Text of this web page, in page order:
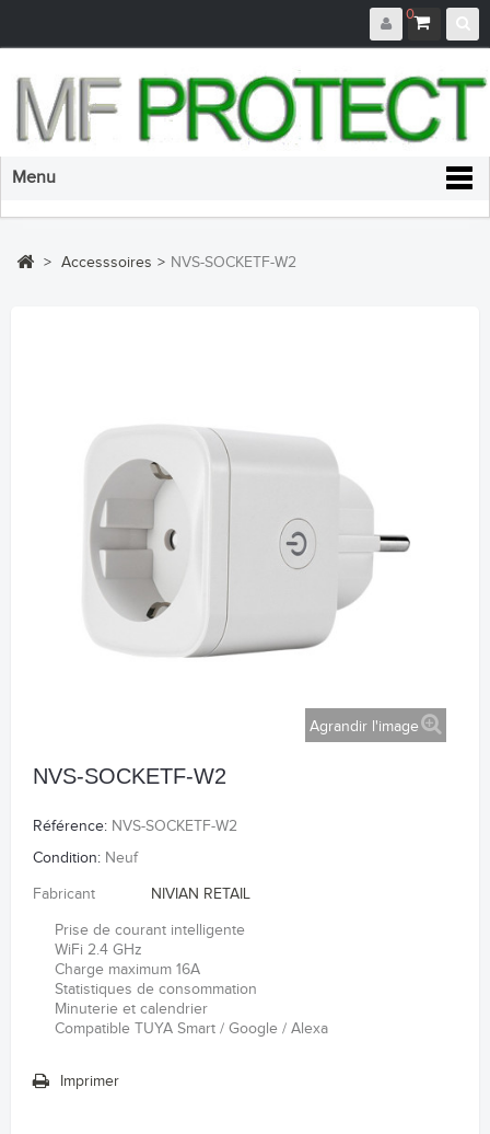
0
Menu
> Accesssoires > NVS-SOCKETF-W2
Agrandir l'image
NVS-SOCKETF-W2
Référence: NVS-SOCKETF-W2
Condition: Neuf
Fabricant NIVIAN RETAIL
Prise de courant intelligente
WiFi 2.4 GHz
Charge maximum 16A
Statistiques de consommation
Minuterie et calendrier
Compatible TUYA Smart / Google / Alexa
Imprimer